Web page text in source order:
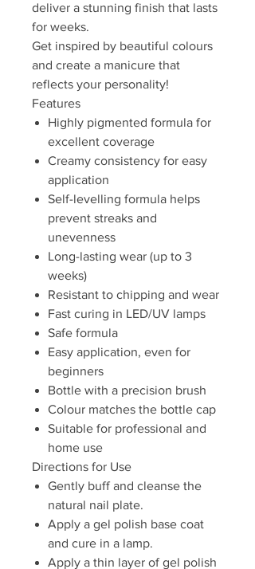
deliver a stunning finish that lasts
for weeks.
Get inspired by beautiful colours
and create a manicure that
reflects your personality!
Features
Highly pigmented formula for
excellent coverage
Creamy consistency for easy
application
Self-levelling formula helps
prevent streaks and
unevenness
Long-lasting wear (up to 3
weeks)
Resistant to chipping and wear
Fast curing in LED/UV lamps
Safe formula
Easy application, even for
beginners
Bottle with a precision brush
Colour matches the bottle cap
Suitable for professional and
home use
Directions for Use
Gently buff and cleanse the
natural nail plate.
Apply a gel polish base coat
and cure in a lamp.
Apply a thin layer of gel polish